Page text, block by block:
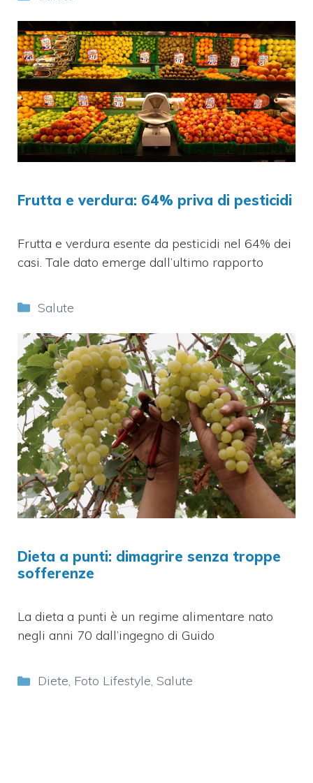
Frutta e verdura: 64% priva di pesticidi
Frutta e verdura esente da pesticidi nel 64% dei
casi. Tale dato emerge dall’ultimo rapporto
Categorie
Salute
Dieta a punti: dimagrire senza troppe
sofferenze
La dieta a punti è un regime alimentare nato
negli anni 70 dall’ingegno di Guido
Categorie
Diete, Foto Lifestyle, Salute